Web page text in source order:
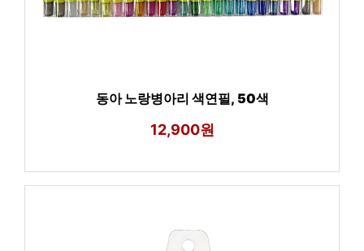
동아 노랑병아리 색연필, 50색
12,900원